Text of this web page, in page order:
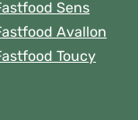
Sens
Avallon
Toucy